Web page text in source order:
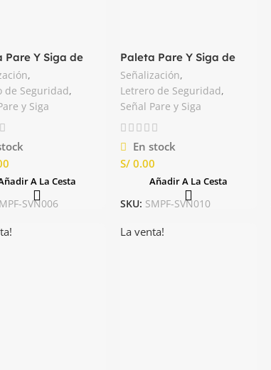
Pare Y Siga de
Nacional
,
de Seguridad,
y Siga
A La Cesta
SVN006
Paleta Pare Y Siga de
Plástico color Blanco
Nacional
Señalización,
Letrero de Seguridad,
Señal Pare y Siga
En stock
S/
Añadir A La Cesta
SKU: SMPF-SVN010
La venta!